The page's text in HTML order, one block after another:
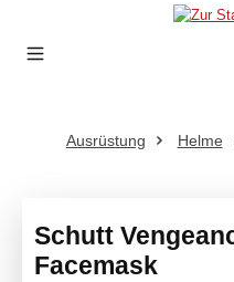
Ausrüstung Helme
Schutt
Facemask